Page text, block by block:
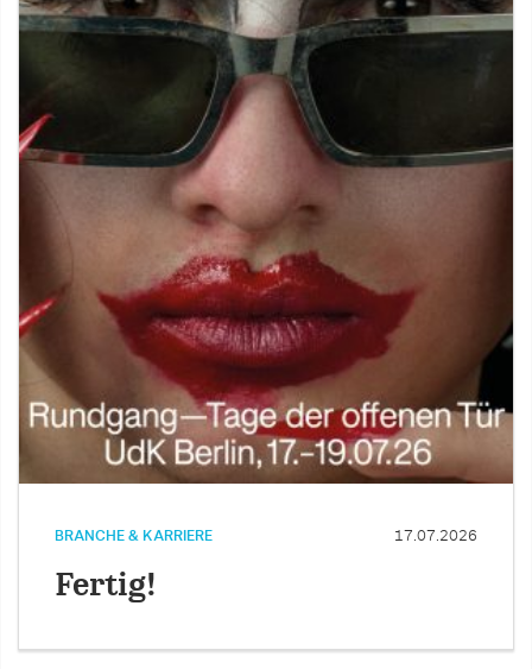
BRANCHE & KARRIERE 17.07.2026
Fertig!